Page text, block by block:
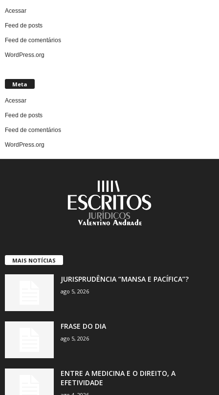
Acessar
Feed de posts
Feed de comentários
WordPress.org
Meta
Acessar
Feed de posts
Feed de comentários
WordPress.org
MAIS NOTÍCIAS
JURISPRUDÊNCIA “MANSA E PACÍFICA”?
ago 5, 2026
FRASE DO DIA
ago 5, 2026
ENTRE A MEDICINA E O DIREITO, A
EFETIVIDADE